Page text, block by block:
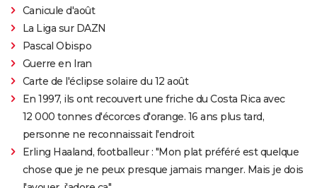
Canicule d'août
La Liga sur DAZN
Pascal Obispo
Guerre en Iran
Carte de l'éclipse solaire du 12 août
En 1997, ils ont recouvert une friche du Costa Rica avec
12 000 tonnes d'écorces d'orange. 16 ans plus tard,
personne ne reconnaissait l'endroit
Erling Haaland, footballeur : "Mon plat préféré est quelque
chose que je ne peux presque jamais manger. Mais je dois